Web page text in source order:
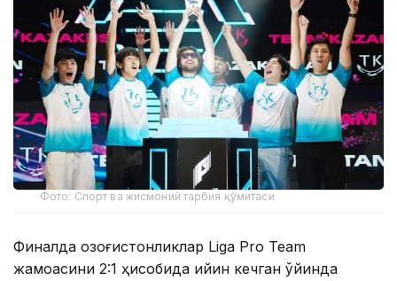
Фото: Спорт ва жисмоний тарбия қўмитаси
Финалда қозоғистонликлар Liga Pro Team
жамоасини 2:1 ҳисобида қийин кечган ўйинда